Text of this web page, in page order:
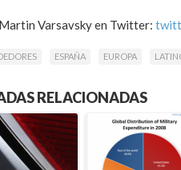
Varsavsky en Twitter:
ESPAÑA EUROPA
RELACIONADAS